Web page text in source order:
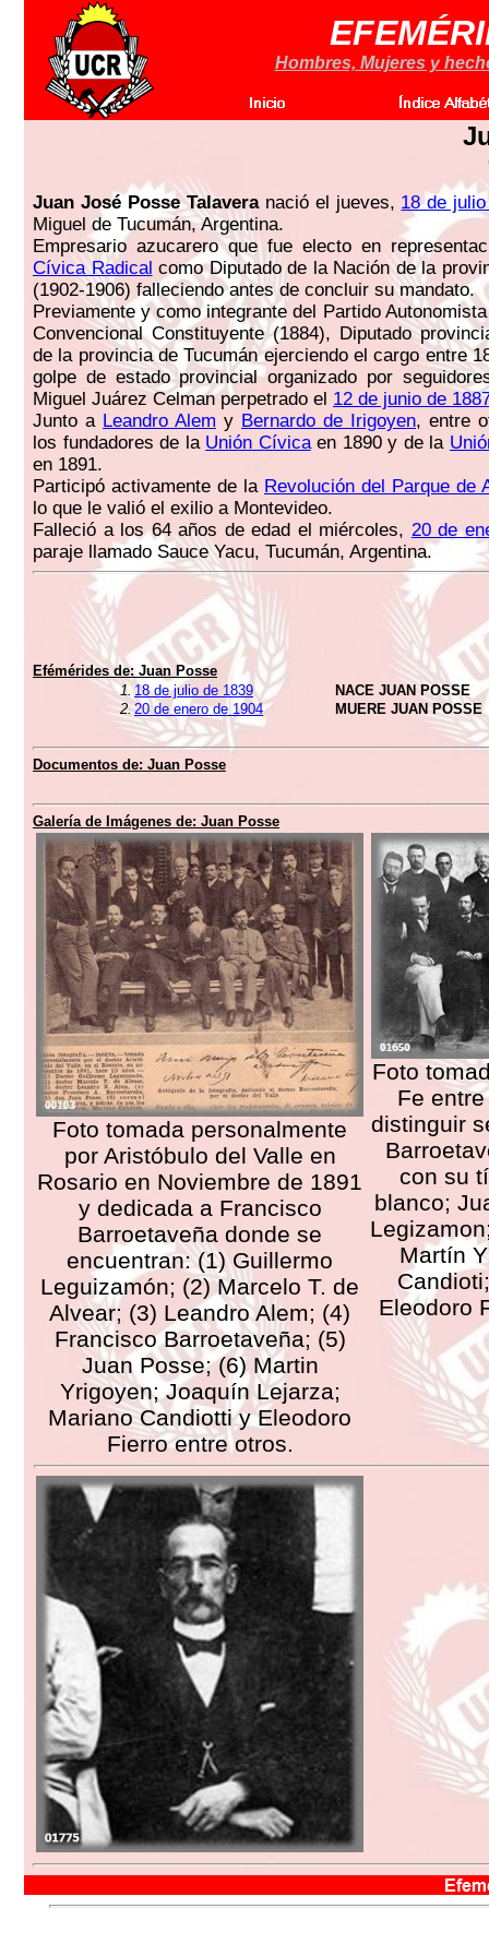
Hombres, Mujeres y
Juan José Posse Talaveranació el jueves, 18 de
Miguel de Tucumán, Argentina.
Empresario azucarero que fue electo en
Cívica Radical como Diputado de la Nación de la
(1902-1906) falleciendo antes de concluir su mandato.
Previamente y como integrante del Partido
Convencional Constituyente (1884), Diputado
de la provincia de Tucumán ejerciendo el cargo entre
golpe de estado provincial organizado por
Miguel Juárez Celman perpetrado el 12 de junio de
Junto a Leandro Alem y Bernardo de Irigoyen, entre
los fundadores de la Unión Cívicaen 1890 y de la
en 1891.
Participó activamente de la Revolución del Parque de
lo que le valió el exilio a Montevideo.
Falleció a los 64 años de edad el miércoles, 20 de
paraje llamado Sauce Yacu, Tucumán, Argentina.
Efémérides de: Juan Posse
1. 18 de julio de 1839
NACE JUAN POSSE
2.20 de enero de 1904 MUERE JUAN POSSE
Documentos de: Juan Posse
Galería de Imágenes de: Juan Posse
Foto tomada personalmente
por Aristóbulo del Valle en
Rosario en Noviembre de 1891
y dedicada a Francisco
Barroetaveña donde se
encuentran: (1) Guillermo
Leguizamón; (2) Marcelo T. de
Alvear; (3) Leandro Alem; (4)
Francisco Barroetaveña; (5)
Juan Posse; (6) Martin
Yrigoyen; Joaquín Lejarza;
Mariano Candiotti y Eleodoro
Fierro entre otros.
Foto
Fe
distinguir
con su
blanco;
Martín
Eleodoro